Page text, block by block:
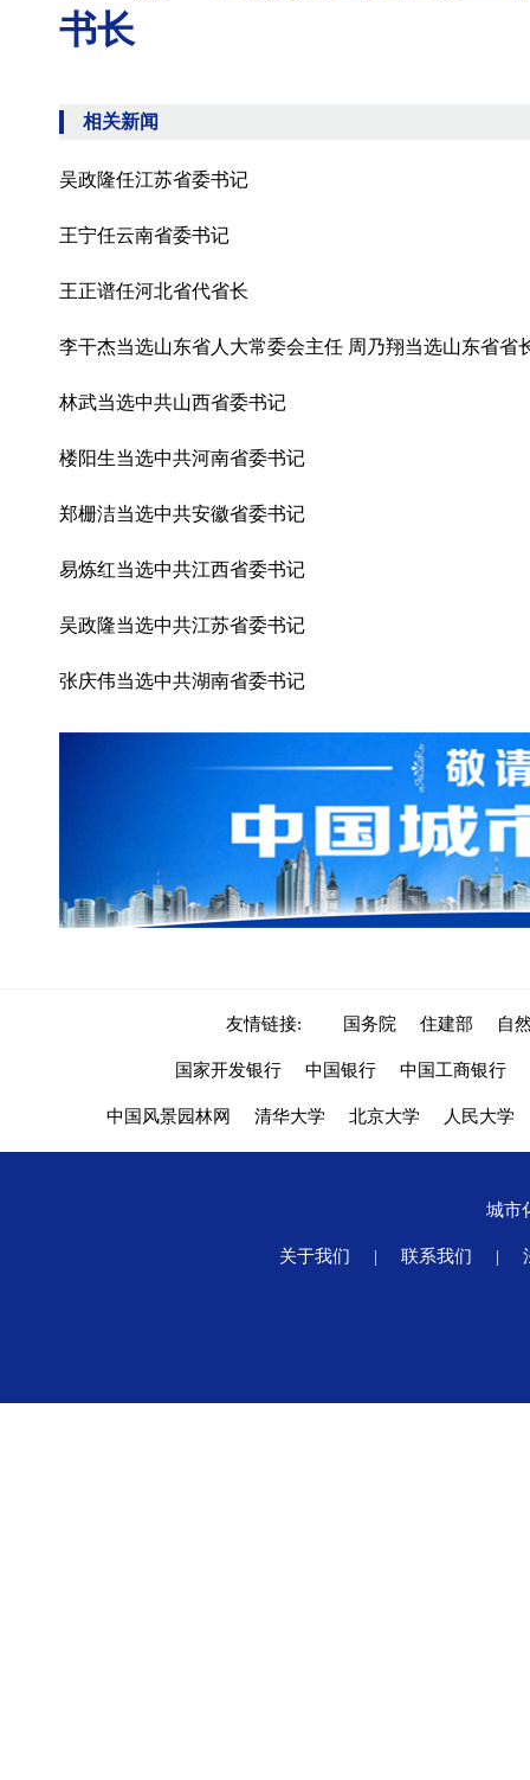
书长
相关新闻
吴政隆任江苏省委书记
王宁任云南省委书记
王正谱任河北省代省长
李干杰当选山东省人大常委会主任 周乃翔当选山东省省
林武当选中共山西省委书记
楼阳生当选中共河南省委书记
郑栅洁当选中共安徽省委书记
易炼红当选中共江西省委书记
吴政隆当选中共江苏省委书记
张庆伟当选中共湖南省委书记
友情链接: 国务院 住建部 自
国家开发银行 中国银行 中国工商银行
中国风景园林网 清华大学 北京大学 人民大学
城市
关于我们 | 联系我们 |